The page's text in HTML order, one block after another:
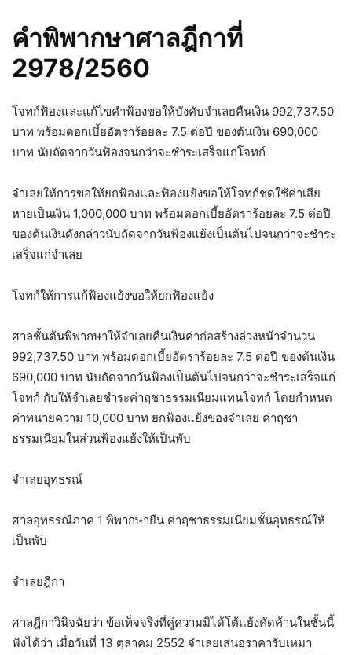
คำพิพากษาศาลฎีกาที่
2978/2560
โจทก์ฟ้องและแก้ไขคำฟ้องขอให้บังคับจำเลยคืนเงิน 992,737.50
บาท พร้อมดอกเบี้ยอัตราร้อยละ 7.5 ต่อปี ของต้นเงิน 690,000
บาท นับถัดจากวันฟ้องจนกว่าจะชำระเสร็จแก่โจทก์
จำเลยให้การขอให้ยกฟ้องและฟ้องแย้งขอให้โจทก์ชดใช้ค่าเสีย
หายเป็นเงิน 1,000,000 บาท พร้อมดอกเบี้ยอัตราร้อยละ 7.5 ต่อปี
ของต้นเงินดังกล่าวนับถัดจากวันฟ้องแย้งเป็นต้นไปจนกว่าจะชำระ
เสร็จแก่จำเลย
โจทก์ให้การแก้ฟ้องแย้งขอให้ยกฟ้องแย้ง
ศาลชั้นต้นพิพากษาให้จำเลยคืนเงินค่าก่อสร้างล่วงหน้าจำนวน
992,737.50 บาท พร้อมดอกเบี้ยอัตราร้อยละ 7.5 ต่อปี ของต้นเงิน
690,000 บาท นับถัดจากวันฟ้องเป็นต้นไปจนกว่าจะชำระเสร็จแก่
โจทก์ กับให้จำเลยชำระค่าฤชาธรรมเนียมแทนโจทก์ โดยกำหนด
ค่าทนายความ 10,000 บาท ยกฟ้องแย้งของจำเลย ค่าฤชา
ธรรมเนียมในส่วนฟ้องแย้งให้เป็นพับ
จำเลยอุทธรณ์
ศาลอุทธรณ์ภาค 1 พิพากษายืน ค่าฤชาธรรมเนียมชั้นอุทธรณ์ให้
เป็นพับ
จำเลยฎีกา
ศาลฎีกาวินิจฉัยว่า ข้อเท็จจริงที่คู่ความมิได้โต้แย้งคัดค้านในชั้นนี้
ฟังได้ว่า เมื่อวันที่ 13 ตุลาคม 2552 จำเลยเสนอราคารับเหมา